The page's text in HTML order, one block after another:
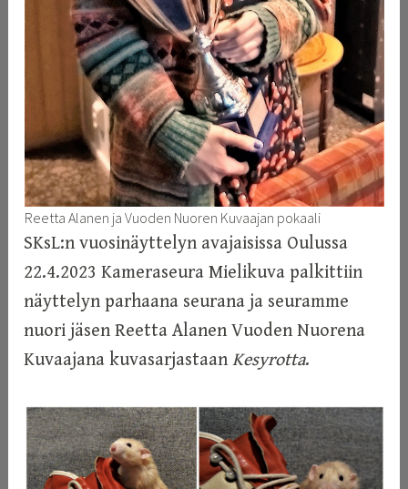
Reetta Alanen ja Vuoden Nuoren Kuvaajan pokaali
SKsL:n vuosinäyttelyn avajaisissa Oulussa
22.4.2023 Kameraseura Mielikuva palkittiin
näyttelyn parhaana seurana ja seuramme
nuori jäsen Reetta Alanen Vuoden Nuorena
Kuvaajana kuvasarjastaanKesyrotta.